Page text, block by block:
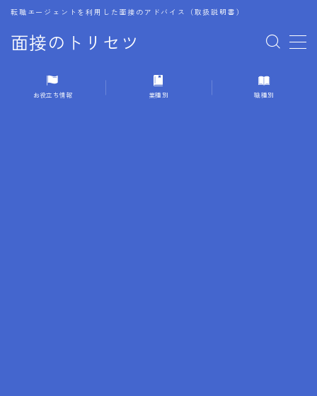
面接のトリセツ
転職エージェントを利用した面接のアドバイス（取扱説明書）
MENU
1.成功する面接戦略
お役立ち情報 業種別 職種別